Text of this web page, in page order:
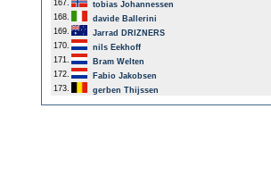
167.
tobias Johannessen
168.
davide Ballerini
169.
Jarrad DRIZNERS
170.
nils Eekhoff
171.
Bram Welten
172.
Fabio Jakobsen
173.
gerben Thijssen